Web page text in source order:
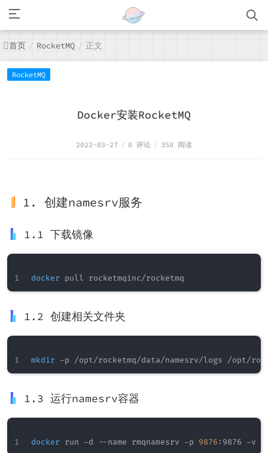
首页 / RocketMQ / 正文
RocketMQ
Docker安装RocketMQ
2022-03-27 / 0 评论 / 358 阅读
1. 创建namesrv服务
1.1 下载镜像
docker
1.2 创建相关文件夹
mkdir
1.3 运行namesrv容器
docker run -d --name rmqnamesrv -p 9876 :9876 -v /